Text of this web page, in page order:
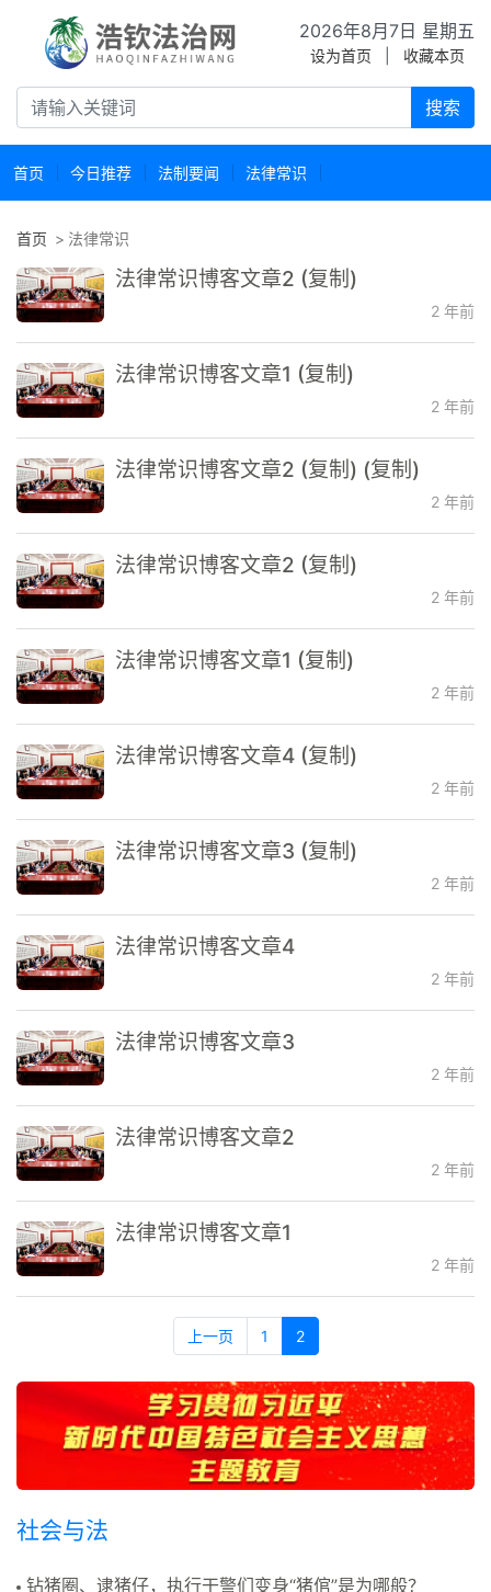
2026年8月7日 星期五
设为首页 收藏本页
搜索
首页 今日推荐 法制要闻 法律常识
首页 法律常识
法律常识博客文章2 (复制)
2 年前
法律常识博客文章1 (复制)
2 年前
法律常识博客文章2 (复制) (复制)
2 年前
法律常识博客文章2 (复制)
2 年前
法律常识博客文章1 (复制)
2 年前
法律常识博客文章4 (复制)
2 年前
法律常识博客文章3 (复制)
2 年前
法律常识博客文章4
2 年前
法律常识博客文章3
2 年前
法律常识博客文章2
2 年前
法律常识博客文章1
2 年前
上一页 1 2
社会与法
钻猪圈、逮猪仔，执行干警们变身“猪倌”是为哪般？